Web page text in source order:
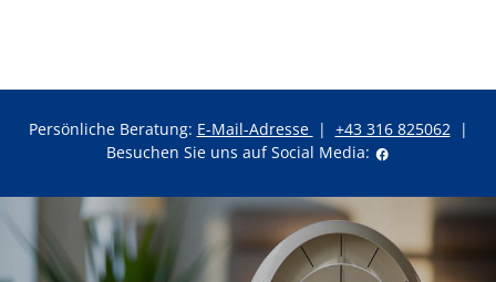
Persönliche Beratung: E-Mail-Adresse | +43 316 825062|
Besuchen Sie uns auf Social Media: